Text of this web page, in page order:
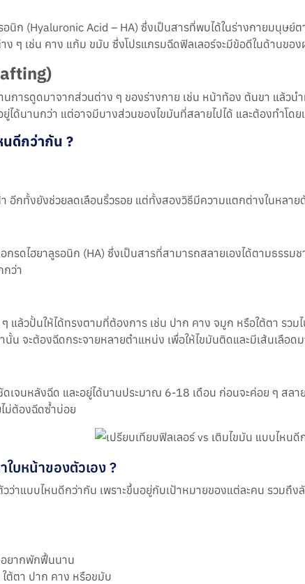
นิก (Hyaluronic Acid – HA) ซึ่งเป็นสารที่พบได้ในร่างกายมนุษย์
ๆ เช่น คาง แก้ม ขมับ ซึ่งโปรแกรมฉีดฟิลเลอร์จะมีข้อดีในด้านขอ
นการดูดมาจากส่วนต่าง ๆ ของร่างกาย เช่น หน้าท้อง ต้นขา แล้
ได้นานกว่า แต่อาจมีบางส่วนของไขมันที่สลายไปได้ และต้องทำโ
นดีกว่ากัน ?
า อีกทั้งยังช่วยลดเลือนริ้วรอย แต่ทั้งสองวิธีมีความแตกต่างในหล
กรดไฮยาลูรอนิก (HA) ซึ่งเป็นสารที่สามารถสลายเองได้ตามธรร
กว่า
แล้วปั้นให้ได้ทรงตามที่ต้องการ เช่น ปาก คาง จมูก หรือใต้ตา รว
น จะต้องฉีดกระจายหลายตำแหน่ง เพื่อให้ไขมันติดและมีเส้นเลื
เจนหลังฉีด และอยู่ได้นานประมาณ 6-18 เดือน ก่อนจะค่อย ๆ สล
ม่ต้องฉีดซ้ำบ่อย
บหน้าของตัวเอง ?
ว่าแบบไหนดีกว่ากัน เพราะขึ้นอยู่กับเป้าหมายของแต่ละคน รวม
อยากพักฟื้นนาน
ใต้ตา ปาก คาง หรือขมับ